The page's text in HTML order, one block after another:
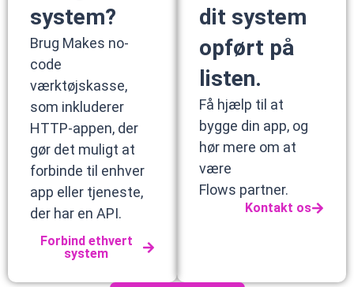
system?
Brug Makes no-
code
værktøjskasse,
som inkluderer
HTTP-appen, der
gør det muligt at
forbinde til enhver
app eller tjeneste,
der har en API.
Forbind ethvert
system
dit system
opført på
listen.
Få hjælp til at
bygge din app, og
hør mere om at
være
Flows partner.
Kontakt os